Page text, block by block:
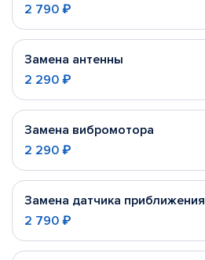
2 790 ₽
Замена антенны
2 290 ₽
Замена вибромотора
2 290 ₽
Замена датчика приближения
2 790 ₽